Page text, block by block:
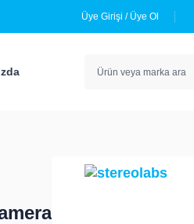
Üye Girişi / Üye Ol